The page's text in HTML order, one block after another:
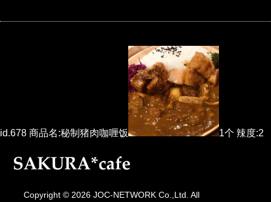
id.678 商品名:秘制猪肉咖喱饭 1个 辣度:2
Copyright © 2026 JOC-NETWORK Co.,Ltd. All